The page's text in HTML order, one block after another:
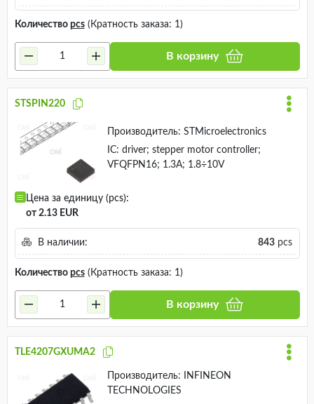
Количество pcs(Кратность заказа: 1)
В корзину
STSPIN220
Производитель: STMicroelectronics
IC: driver; stepper motor controller;
VFQFPN16; 1.3A; 1.8÷10V
Цена за единицу (pcs):
от 2.13 EUR
В наличии: 843pcs
Количество pcs(Кратность заказа: 1)
В корзину
TLE4207GXUMA2
Производитель:
INFINEON
TECHNOLOGIES